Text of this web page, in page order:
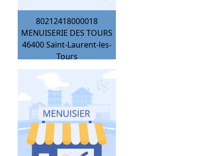
80212418000018
MENUISERIE DES TOURS
46400Saint-Laurent-les-
Tours